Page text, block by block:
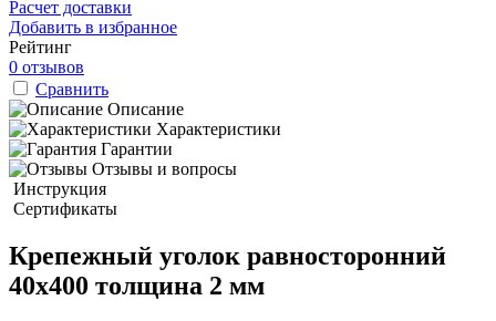
Расчет доставки
Добавить в избранное
Рейтинг
0 отзывов
Сравнить
Описание
Характеристики
Гарантии
Отзывы и вопросы
Инструкция
Сертификаты
Крепежный уголок равносторонний
40х400 толщина 2 мм